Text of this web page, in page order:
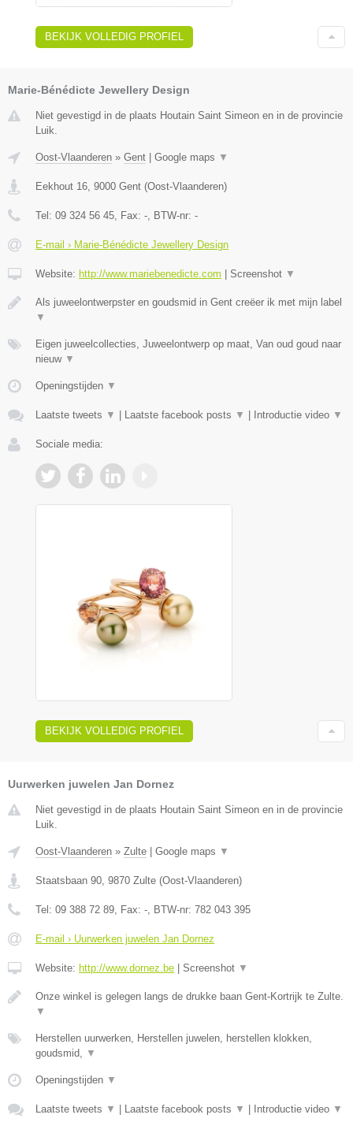
BEKIJK VOLLEDIG PROFIEL
Marie-Bénédicte Jewellery Design
Niet gevestigd in de plaats Houtain Saint Simeon en in de provincie
Luik.
Oost-Vlaanderen » Gent Google maps ▼
Eekhout 16, 9000 Gent (Oost-Vlaanderen)
Tel: 09 324 56 45, Fax: -, BTW-nr: -
E-mail › Marie-Bénédicte Jewellery Design
Website: http://www.mariebenedicte.com Screenshot ▼
Als juweelontwerpster en goudsmid in Gent creëer ik met mijn label
▼
Eigen juweelcollecties, Juweelontwerp op maat, Van oud goud naar
nieuw ▼
Openingstijden ▼
Laatste tweets ▼ Laatste facebook posts ▼ Introductie video ▼
Sociale media:
BEKIJK VOLLEDIG PROFIEL
Uurwerken juwelen Jan Dornez
Niet gevestigd in de plaats Houtain Saint Simeon en in de provincie
Luik.
Oost-Vlaanderen » Zulte Google maps ▼
Staatsbaan 90, 9870 Zulte (Oost-Vlaanderen)
Tel: 09 388 72 89, Fax: -, BTW-nr: 782 043 395
E-mail › Uurwerken juwelen Jan Dornez
Website: http://www.dornez.be Screenshot ▼
Onze winkel is gelegen langs de drukke baan Gent-Kortrijk te Zulte.
▼
Herstellen uurwerken, Herstellen juwelen, herstellen klokken,
goudsmid, ▼
Openingstijden ▼
Laatste tweets ▼ Laatste facebook posts ▼ Introductie video ▼